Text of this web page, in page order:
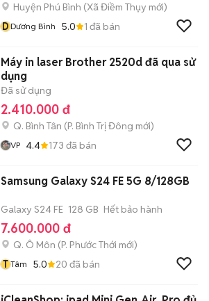
Huyện Phú Bình (Xã Điềm Thụy mới)
DDương Bình 5.0 1 đã bán
Máy in laser Brother 2520d đã qua sử
dụng
Đã sử dụng
2.410.000 đ
Q. Bình Tân (P. Bình Trị Đông mới)
VP 4.4 173 đã bán
Samsung Galaxy S24 FE 5G 8/128GB
Galaxy S24 FE 128 GB Hết bảo hành
7.600.000 đ
Q. Ô Môn (P. Phước Thới mới)
T Tâm 5.0 20 đã bán